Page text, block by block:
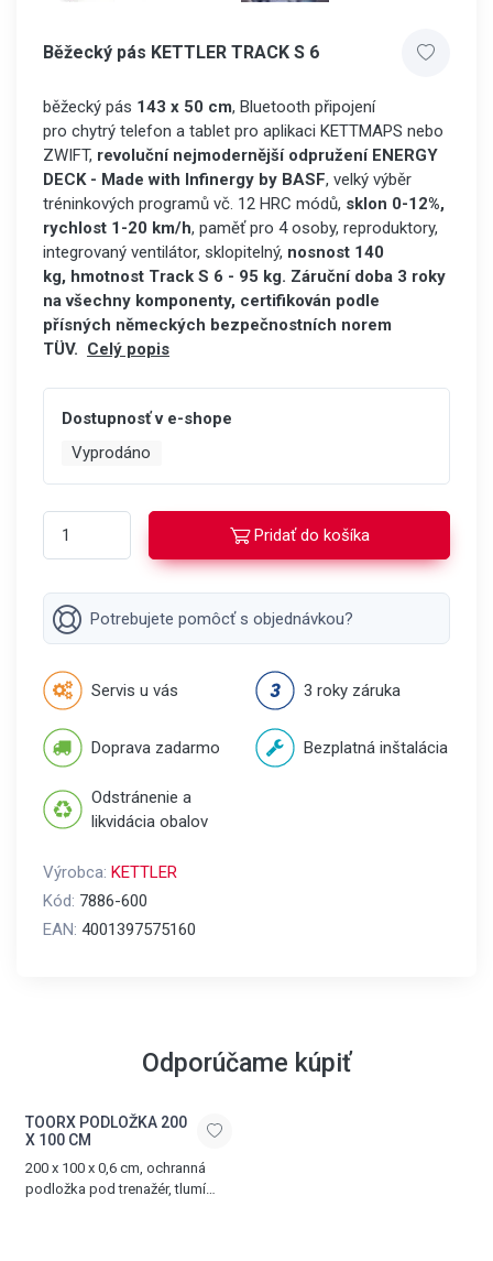
Běžecký pás KETTLER TRACK S 6
běžecký pás 143 x 50 cm, Bluetooth připojení
pro chytrý telefon a tablet pro aplikaci KETTMAPS nebo
ZWIFT, revoluční nejmodernější odpružení ENERGY
DECK - Made with Infinergy by BASF, velký výběr
tréninkových programů vč. 12 HRC módů, sklon 0-12%,
rychlost 1-20 km/h, paměť pro 4 osoby, reproduktory,
integrovaný ventilátor, sklopitelný, nosnost 140
kg, hmotnost Track S 6 - 95 kg. Záruční doba 3 roky
na všechny komponenty, certifikován podle
přísných německých bezpečnostních norem
TÜV. Celý popis
Dostupnosť v e-shope
Vyprodáno
Pridať do košíka
Potrebujete pomôcť s objednávkou?
Servis u vás 3 roky záruka
Doprava zadarmo Bezplatná inštalácia
Odstránenie a
likvidácia obalov
Výrobca: KETTLER
Kód: 7886-600
EAN: 4001397575160
Odporúčame kúpiť
TOORX PODLOŽKA 200
X 100 CM
200 x 100 x 0,6 cm, ochranná
podložka pod trenažér, tlumí